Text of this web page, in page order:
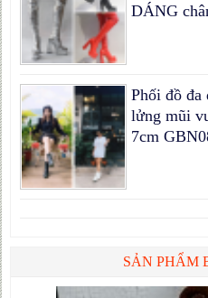
DÁNG
Phối đồ đa
lửng mũi
7cm
SẢN PHẨM